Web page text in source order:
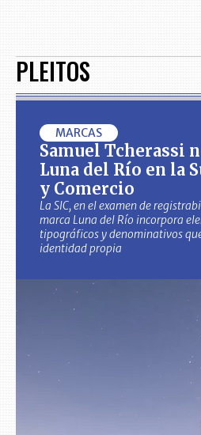
PLEITOS
MARCAS
Samuel Tcherassi
Luna del Río en la
y Comercio
La SIC, en el examen de
marca Luna del Río incorpora
tipográficos y denominativos
identidad propia